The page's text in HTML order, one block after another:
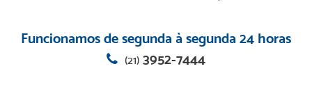
Funcionamos de segunda à segunda 24 horas
(21) 3952-7444